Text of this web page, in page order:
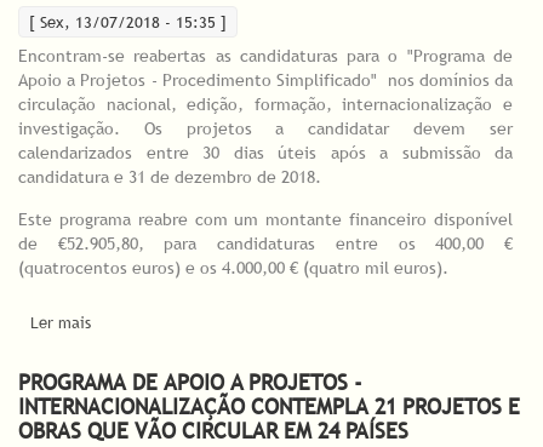
[ Sex, 13/07/2018 - 15:35 ]
Encontram-se reabertas as candidaturas para o "Programa de
Apoio a Projetos - Procedimento Simplificado" nos domínios da
circulação nacional, edição, formação, internacionalização e
investigação. Os projetos a candidatar devem ser
calendarizados entre 30 dias úteis após a submissão da
candidatura e 31 de dezembro de 2018.
Este programa reabre com um montante financeiro disponível
de €52.905,80, para candidaturas entre os 400,00 €
(quatrocentos euros) e os 4.000,00 € (quatro mil euros).
Ler mais
PROGRAMA DE APOIO A PROJETOS -
INTERNACIONALIZAÇÃO CONTEMPLA 21 PROJETOS E
OBRAS QUE VÃO CIRCULAR EM 24 PAÍSES